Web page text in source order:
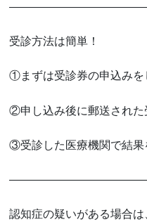
受診方法は簡単！
①まずは受診券の申込みを
②申し込み後に郵送された
③受診した医療機関で結果
認知症の疑いがある場合は